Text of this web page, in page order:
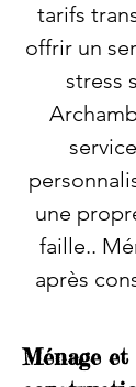
tarifs
offrir un
stress
une
faille..
après
Ménage et